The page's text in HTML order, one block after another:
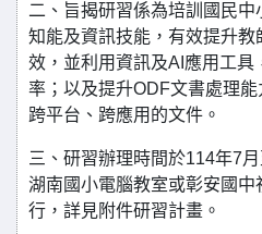
二、旨揭研習係為培訓國民
知能及資訊技能，有效提升
效，並利用資訊及AI應用工具
率；以及提升ODF文書處理能
跨平台、跨應用的文件。
三、研習辦理時間於114年7
湖南國小電腦教室或彰安國
行，詳見附件研習計畫。